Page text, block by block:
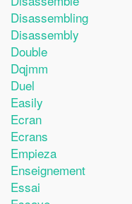
Disassembling
Disassembly
Double
Dqjmm
Duel
Easily
Ecran
Ecrans
Empieza
Enseignement
Essai